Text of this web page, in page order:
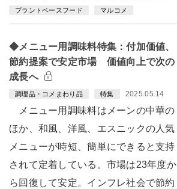
プラントベースフード マルコメ
◆メニュー用調味料特集：付加価値、
節約提案で安定市場 価値向上で次の
成長へ
調理品・コメまわり品 特集 2025.05.14
メニュー用調味料はメーンの中華の
ほか、和風、洋風、エスニックの人気
メニューが時短、簡単にできると支持
されて定着している。市場は23年度か
ら回復して安定。インフレ社会で節約